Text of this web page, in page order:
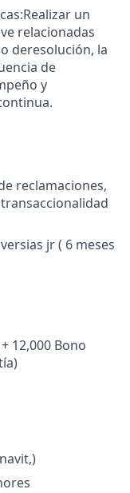
un
relacionadas
deresolución, la
de
y
reclamaciones,
jr ( 6 meses
12,000 Bono